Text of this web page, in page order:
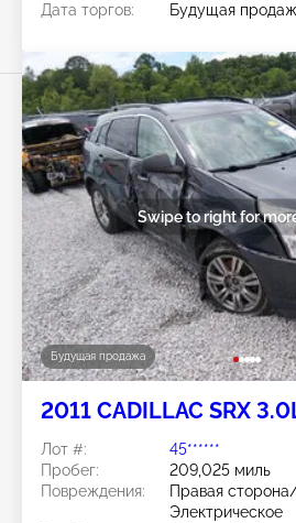
Дата торгов:
Будущая
Будущая продажа
Swipe to right for
2011 CADILLAC SRX
Лот #:
45******
Пробег:
209,025 миль
Повреждения:
Правая
Электрическое